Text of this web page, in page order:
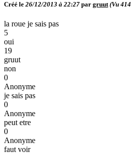
Créé le 26/12/2013 à 22:27 par gruut (Vu 414
la roue je sais pas
5
oui
19
gruut
non
0
Anonyme
je sais pas
0
Anonyme
peut etre
0
Anonyme
faut voir